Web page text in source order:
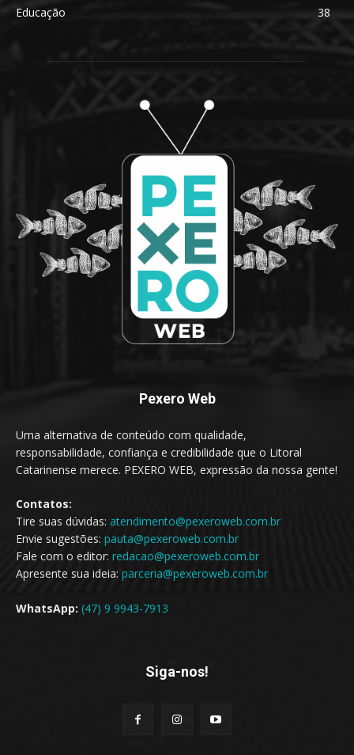
Educação
38
Pexero Web
Uma alternativa de conteúdo com qualidade,
responsabilidade, confiança e credibilidade que o Litoral
Catarinense merece. PEXERO WEB, expressão da nossa gente!
Contatos:
Tire suas dúvidas: atendimento@pexeroweb.com.br
Envie sugestões: pauta@pexeroweb.com.br
Fale com o editor: redacao@pexeroweb.com.br
Apresente sua ideia: parceria@pexeroweb.com.br
WhatsApp: (47) 9 9943-7913
Siga-nos!